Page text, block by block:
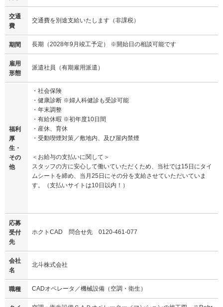
交通
費
交通費を別途支給いたします（非課税）
期間 長期（2028年9月竣工予定） ※開始日の相談可能です
雇用
形態
派遣社員（有期雇用派遣）
福利
厚
生・
その
他
・社会保険
・健康診断 ※婦人科健診も受診可能
・年末調整
・有給休暇 ※初年度10日間
・産休、育休
・受動喫煙対策／敷地内、及び屋内禁煙
＜お給与の支払いに関して＞
スタッフの方に安心して働いていただくため、当社では15日にタイ
ムシートを締め、当月25日にその分を支給させていただいていま
す。（支払いサイトは10日以内！）
応募
受付
先
ホクトCAD 問合せ先 0120-461-077
会社
名
北斗株式会社
職種 CADオペレータ／機械設備（空調・衛生）